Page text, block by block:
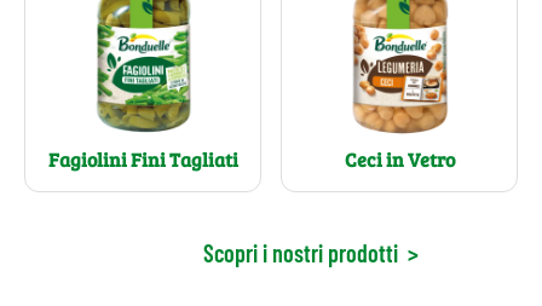
Fagiolini Fini Tagliati Ceci in Vetro
Scopri i nostri prodotti >